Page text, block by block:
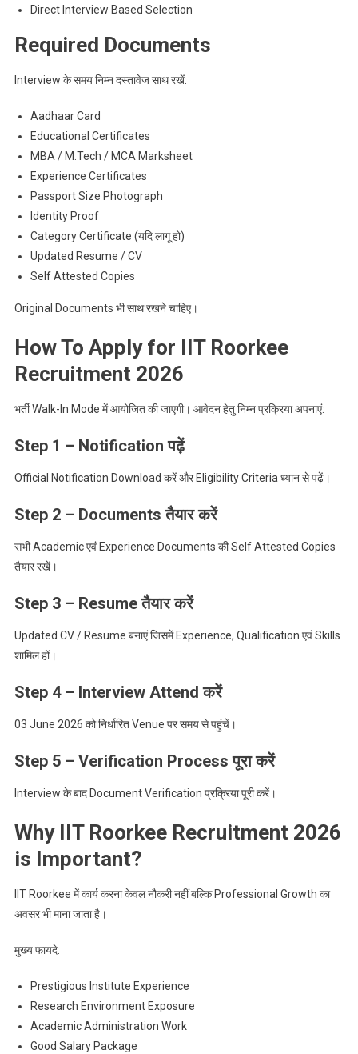
Direct Interview Based Selection
Required Documents
Interview के समय निम्न दस्तावेज साथ रखें:
Aadhaar Card
Educational Certificates
MBA / M.Tech / MCA Marksheet
Experience Certificates
Passport Size Photograph
Identity Proof
Category Certificate (यदि लागू हो)
Updated Resume / CV
Self Attested Copies
Original Documents भी साथ रखने चाहिए।
How To Apply for IIT Roorkee
Recruitment 2026
भर्ती Walk-In Mode में आयोजित की जाएगी। आवेदन हेतु निम्न प्रक्रिया अपनाएं:
Step 1 – Notification पढ़ें
Official Notification Download करें और Eligibility Criteria ध्यान से पढ़ें।
Step 2 – Documents तैयार करें
सभी Academic एवं Experience Documents की Self Attested Copies
तैयार रखें।
Step 3 – Resume तैयार करें
Updated CV / Resume बनाएं जिसमें Experience, Qualification एवं Skills
शामिल हों।
Step 4 – Interview Attend करें
03 June 2026 को निर्धारित Venue पर समय से पहुंचें।
Step 5 – Verification Process पूरा करें
Interview के बाद Document Verification प्रक्रिया पूरी करें।
Why IIT Roorkee Recruitment 2026
is Important?
IIT Roorkee में कार्य करना केवल नौकरी नहीं बल्कि Professional Growth का
अवसर भी माना जाता है।
मुख्य फायदे:
Prestigious Institute Experience
Research Environment Exposure
Academic Administration Work
Good Salary Package